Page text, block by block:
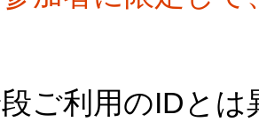
ご利用のIDとは